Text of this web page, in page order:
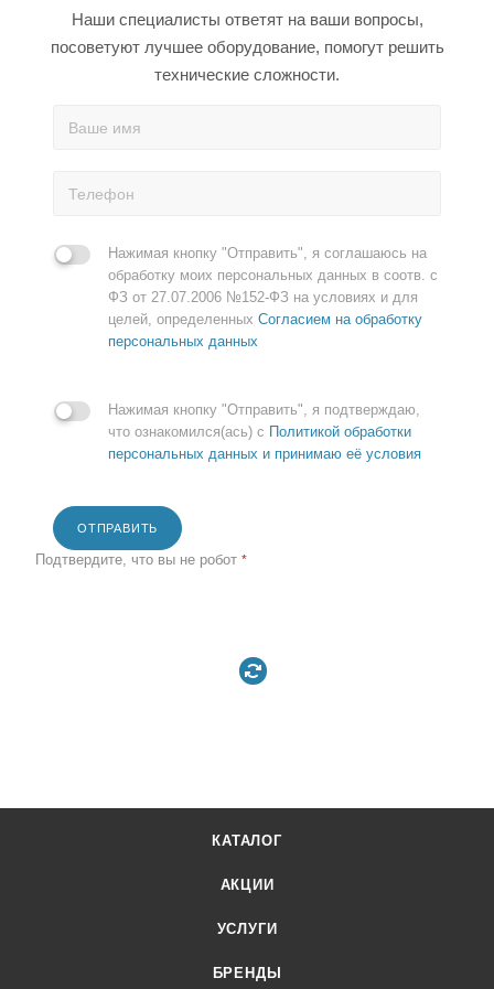
Наши специалисты ответят на ваши вопросы,
посоветуют лучшее оборудование, помогут решить
технические сложности.
Нажимая кнопку "Отправить", я соглашаюсь на
обработку моих персональных данных в соотв. с
ФЗ от 27.07.2006 №152-ФЗ на условиях и для
целей, определенных Согласием на обработку
персональных данных
Нажимая кнопку "Отправить", я подтверждаю,
что ознакомился(ась) с Политикой обработки
персональных данных и принимаю её условия
ОТПРАВИТЬ
Подтвердите, что вы не робот *
КАТАЛОГ
АКЦИИ
УСЛУГИ
БРЕНДЫ